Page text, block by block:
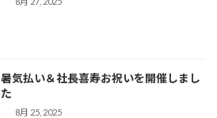
暑気払い＆社長喜寿お祝いを開催しまし
た
8月 25, 2025